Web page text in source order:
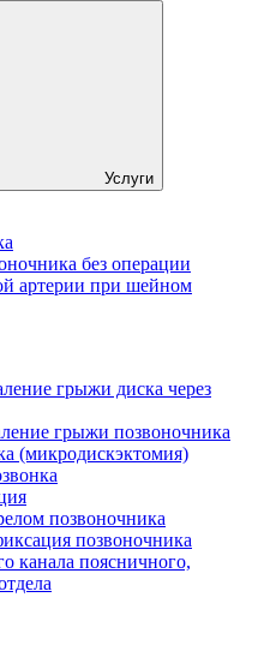
Услуги
без операции
артерии при шейном
грыжи диска через
грыжи позвоночника
(микродискэктомия)
позвоночника
позвоночника
канала поясничного,